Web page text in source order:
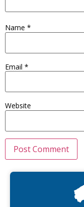
Name *
Email *
Website